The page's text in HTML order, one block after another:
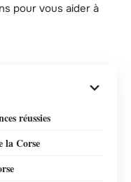
pour vous aider à
réussies
la Corse